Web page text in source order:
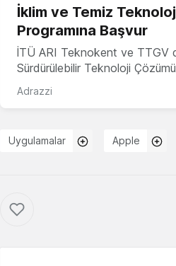
İklim ve Temiz
Programına Başvur
İTÜ ARI Teknokent ve TTGV
Sürdürülebilir Teknoloji
Adrazzi
Uygulamalar Apple